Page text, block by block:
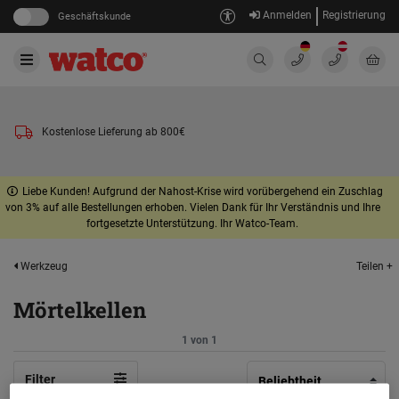
Geschäftskunde Anmelden Registrierung
Kostenlose Lieferung ab 800€
Liebe Kunden! Aufgrund der Nahost-Krise wird vorübergehend ein Zuschlag
von 3% auf alle Bestellungen erhoben. Vielen Dank für Ihr Verständnis und Ihre
fortgesetzte Unterstützung. Ihr Watco-Team.
Werkzeug Teilen +
Mörtelkellen
1 von 1
Filter